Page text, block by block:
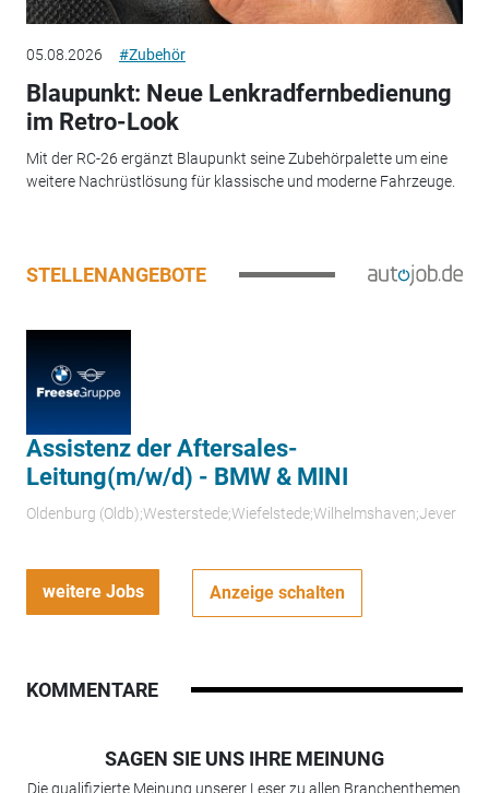
05.08.2026 #Zubehör
Blaupunkt: Neue Lenkradfernbedienung
im Retro-Look
Mit der RC-26 ergänzt Blaupunkt seine Zubehörpalette um eine
weitere Nachrüstlösung für klassische und moderne Fahrzeuge.
STELLENANGEBOTE
Assistenz der Aftersales-
Leitung(m/w/d) - BMW & MINI
Oldenburg (Oldb);Westerstede;Wiefelstede;Wilhelmshaven;Jever
weitere Jobs Anzeige schalten
KOMMENTARE
SAGEN SIE UNS IHRE MEINUNG
Die qualifizierte Meinung unserer Leser zu allen Branchenthemen